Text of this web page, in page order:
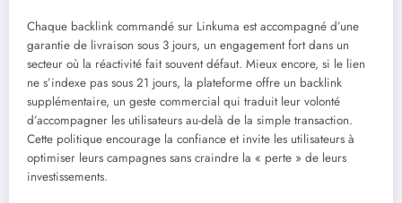
Chaque backlink commandé sur Linkuma est accompagné d’une
garantie de livraison sous 3 jours, un engagement fort dans un
secteur où la réactivité fait souvent défaut. Mieux encore, si le lien
ne s’indexe pas sous 21 jours, la plateforme offre un backlink
supplémentaire, un geste commercial qui traduit leur volonté
d’accompagner les utilisateurs au-delà de la simple transaction.
Cette politique encourage la confiance et invite les utilisateurs à
optimiser leurs campagnes sans craindre la « perte » de leurs
investissements.